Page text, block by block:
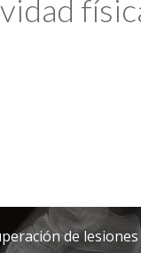
de lesiones